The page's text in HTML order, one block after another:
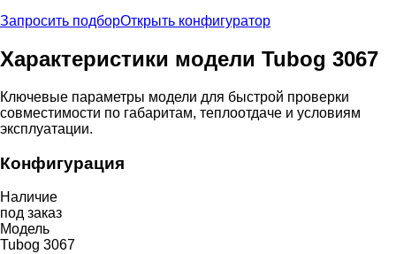
Запросить подборОткрыть конфигуратор
Характеристики модели Tubog 3067
Ключевые параметры модели для быстрой проверки
совместимости по габаритам, теплоотдаче и условиям
эксплуатации.
Конфигурация
Наличие
под заказ
Модель
Tubog 3067